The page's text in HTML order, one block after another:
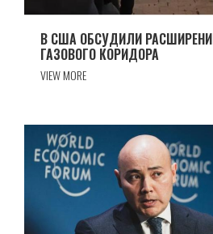
В США ОБСУДИЛИ
ГАЗОВОГО КОРИДОРА
VIEW MORE